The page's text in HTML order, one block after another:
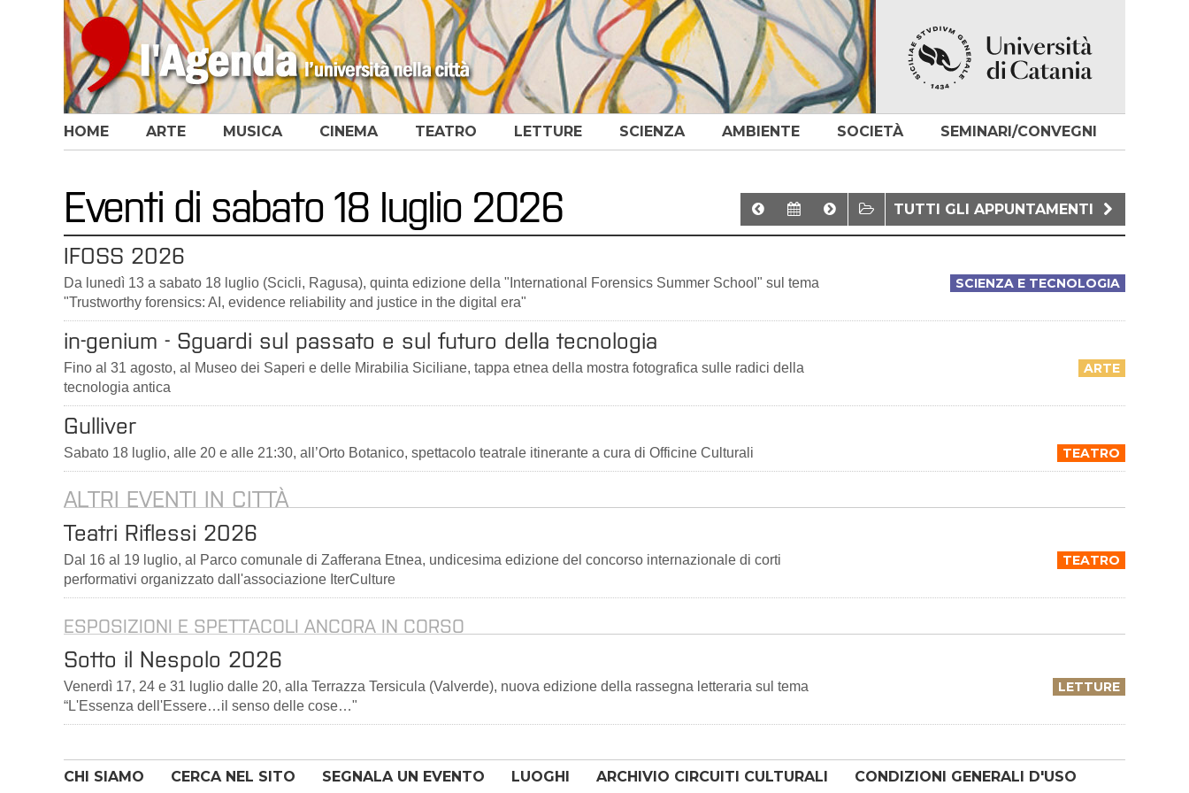
HOME ARTE MUSICA CINEMA TEATRO LETTURE SCIENZA AMBIENTE SOCIETÀ SEMINARI/CONVEGNI
Eventi di sabato 18 luglio 2026 TUTTI GLI APPUNTAMENTI
IFOSS 2026
SCIENZA E TECNOLOGIA
Da lunedì 13 a sabato 18 luglio (Scicli, Ragusa), quinta edizione della "International Forensics Summer School" sul tema
"Trustworthy forensics: AI, evidence reliability and justice in the digital era"
in-genium - Sguardi sul passato e sul futuro della tecnologia
ARTE
Fino al 31 agosto, al Museo dei Saperi e delle Mirabilia Siciliane, tappa etnea della mostra fotografica sulle radici della
tecnologia antica
Gulliver
TEATRO
Sabato 18 luglio, alle 20 e alle 21:30, all’Orto Botanico, spettacolo teatrale itinerante a cura di Officine Culturali
ALTRI EVENTI IN CITTÀ
Teatri Riflessi 2026
TEATRO
Dal 16 al 19 luglio, al Parco comunale di Zafferana Etnea, undicesima edizione del concorso internazionale di corti
performativi organizzato dall'associazione IterCulture
ESPOSIZIONI E SPETTACOLI ANCORA IN CORSO
Sotto il Nespolo 2026
LETTURE
Venerdì 17, 24 e 31 luglio dalle 20, alla Terrazza Tersicula (Valverde), nuova edizione della rassegna letteraria sul tema
“L'Essenza dell'Essere…il senso delle cose…"
CHI SIAMO CERCA NEL SITO SEGNALA UN EVENTO LUOGHI ARCHIVIO CIRCUITI CULTURALI CONDIZIONI GENERALI D'USO